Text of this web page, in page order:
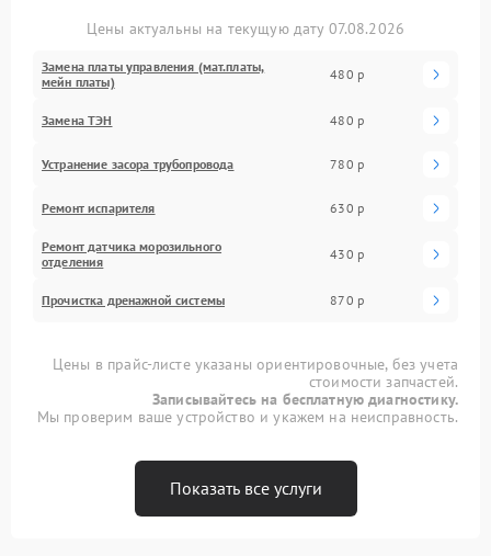
Цены актуальны на текущую дату 07.08.2026
Замена платы управления (мат.платы,
мейн платы)
480 р
Замена ТЭН 480 р
Устранение засора трубопровода 780 р
Ремонт испарителя 630 р
Ремонт датчика морозильного
отделения
430 р
Прочистка дренажной системы 870 р
Цены в прайс-листе указаны ориентировочные, без учета
стоимости запчастей.
Записывайтесь на бесплатную диагностику.
Мы проверим ваше устройство и укажем на неисправность.
Показать все услуги